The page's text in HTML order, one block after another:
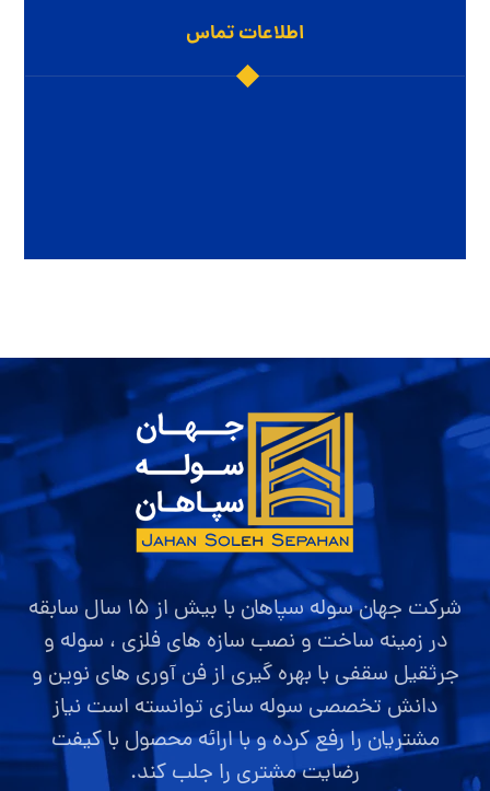
اطلاعات تماس
شرکت جهان سوله سپاهان با بیش از ۱۵ سال سابقه
در زمینه ساخت و نصب سازه های فلزی ، سوله و
جرثقیل سقفی با بهره گیری از فن آوری های نوین و
دانش تخصصی سوله سازی توانسته است نیاز
مشتریان را رفع کرده و با ارائه محصول با کیفت
رضایت مشتری را جلب کند.